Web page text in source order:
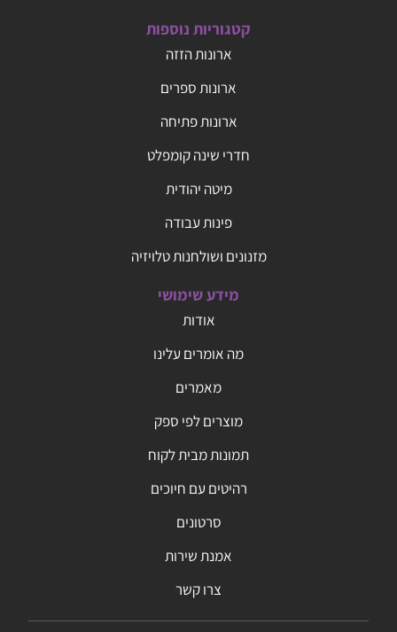
קטגוריות נוספות
ארונות הזזה
ארונות ספרים
ארונות פתיחה
חדרי שינה קומפלט
מיטה יהודית
פינות עבודה
מזנונים ושולחנות טלויזיה
מידע שימושי
אודות
מה אומרים עלינו
מאמרים
מוצרים לפי ספק
תמונות מבית לקוח
רהיטים עם חיוכים
סרטונים
אמנת שירות
צרו קשר